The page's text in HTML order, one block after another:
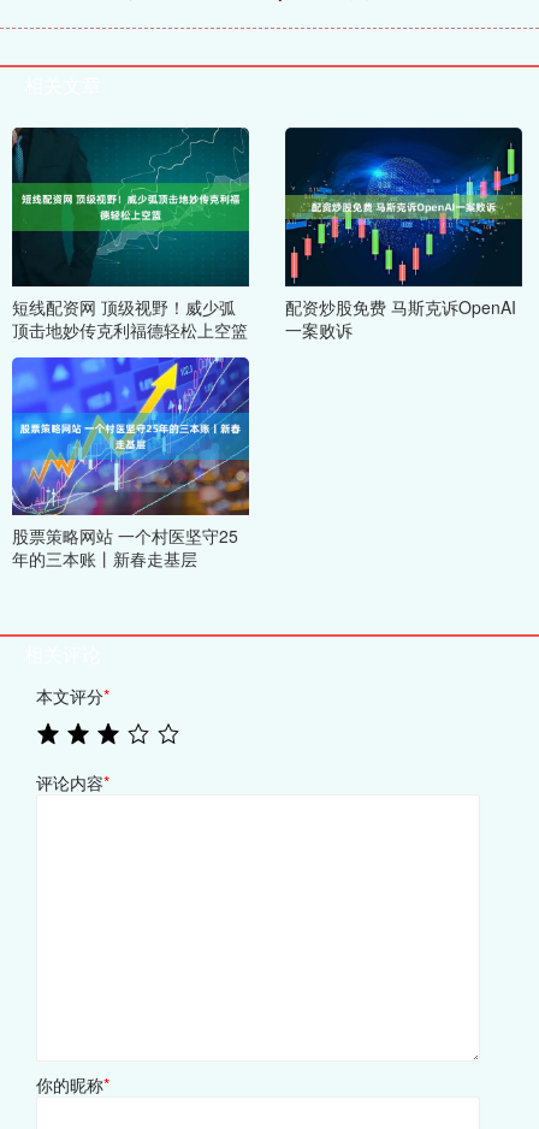
短线配资网 顶级视野！威少弧
顶击地妙传克利福德轻松上空篮
配资炒股免费 马斯克诉OpenAI
一案败诉
股票策略网站 一个村医坚守25
年的三本账丨新春走基层
本文评分*
评论内容*
你的昵称*